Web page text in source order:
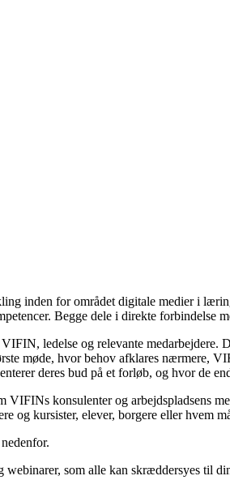
inden for området digitale medier i
Begge dele i direkte forbindelse
ledelse og relevante medarbejdere.
møde, hvor behov afklares nærmere,
deres bud på et forløb, og hvor de
VIFINs konsulenter og arbejdspladsens
og kursister, elever, borgere eller hvem
som alle kan skræddersyes til